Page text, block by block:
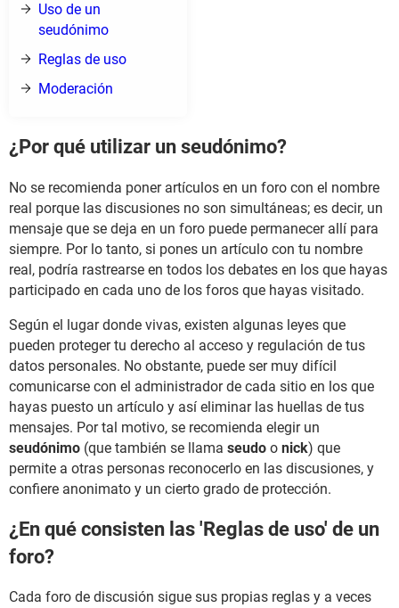
Uso de un
seudónimo
Reglas de uso
Moderación
¿Por qué utilizar un seudónimo?
No se recomienda poner artículos en un foro con el nombre
real porque las discusiones no son simultáneas; es decir, un
mensaje que se deja en un foro puede permanecer allí para
siempre. Por lo tanto, si pones un artículo con tu nombre
real, podría rastrearse en todos los debates en los que hayas
participado en cada uno de los foros que hayas visitado.
Según el lugar donde vivas, existen algunas leyes que
pueden proteger tu derecho al acceso y regulación de tus
datos personales. No obstante, puede ser muy difícil
comunicarse con el administrador de cada sitio en los que
hayas puesto un artículo y así eliminar las huellas de tus
mensajes. Por tal motivo, se recomienda elegir un
seudónimo (que también se llama seudo o nick) que
permite a otras personas reconocerlo en las discusiones, y
confiere anonimato y un cierto grado de protección.
¿En qué consisten las 'Reglas de uso' de un
foro?
Cada foro de discusión sigue sus propias reglas y a veces